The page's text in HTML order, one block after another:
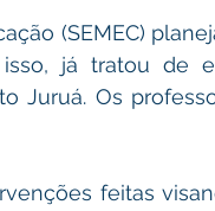
já tratou de
Juruá. Os